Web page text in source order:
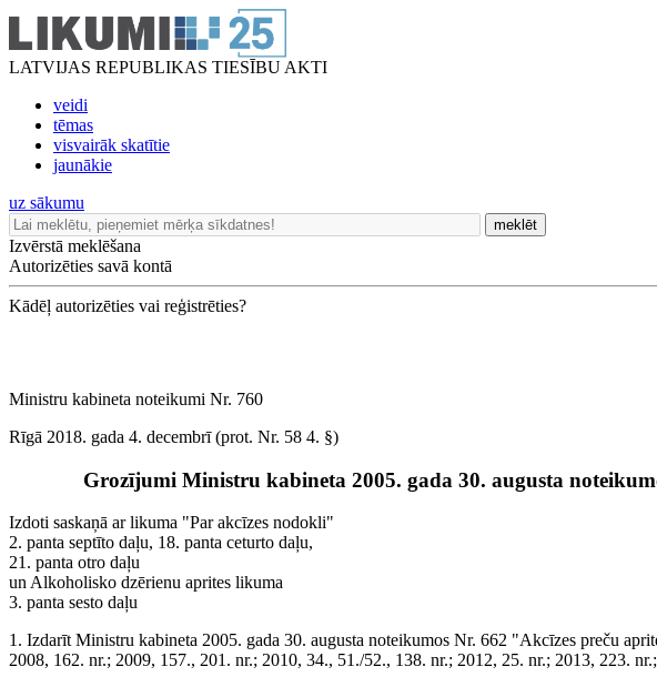
LATVIJAS REPUBLIKAS TIESĪBU AKTI
veidi
tēmas
visvairāk skatītie
jaunākie
uz sākumu
meklēt
Izvērstā meklēšana
Autorizēties savā kontā
Kādēļ autorizēties vai reģistrēties?
Ministru kabineta noteikumi Nr. 760
Rīgā 2018. gada 4. decembrī (prot. Nr. 58 4. §)
Grozījumi Ministru kabineta 2005. gada 30. augusta
Izdoti saskaņā ar likuma "Par akcīzes nodokli"
2. panta septīto daļu, 18. panta ceturto daļu,
21. panta otro daļu
un Alkoholisko dzērienu aprites likuma
3. panta sesto daļu
1. Izdarīt Ministru kabineta 2005. gada 30. augusta noteikumos Nr. 662 "Akcīzes preču
2008, 162. nr.; 2009, 157., 201. nr.; 2010, 34., 51./52., 138. nr.; 2012, 25. nr.; 2013, 223.